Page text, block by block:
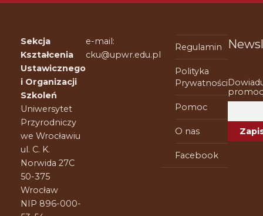
Sekcja
Kształcenia
Ustawicznego
i Organizacji
Szkoleń
Uniwersytet
Przyrodniczy
we Wrocławiu
ul. C. K.
Norwida 27C
50-375
Wrocław
NIP 896-000-
e-mail:
cku@upwr.edu.pl
Regulamin
Polityka
Prywatności
Pomoc
O nas
Facebook